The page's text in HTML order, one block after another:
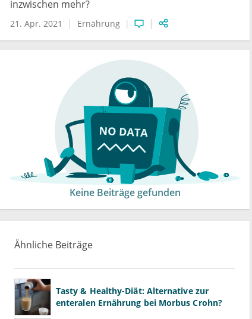
inzwischen mehr?
21. Apr. 2021 Ernährung
Keine Beiträge gefunden
Ähnliche Beiträge
Tasty & Healthy-Diät: Alternative zur
enteralen Ernährung bei Morbus Crohn?